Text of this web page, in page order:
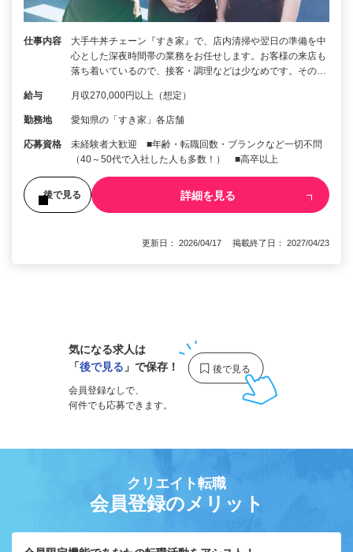
仕事内容
大手牛丼チェーン『すき家』で、店内清掃や翌日の準備を中
心とした深夜時間帯の業務をお任せします。お客様の来店も
落ち着いているので、接客・調理などは少なめです。その…
給与 月収270,000円以上（想定）
勤務地 愛知県の「すき家」各店舗
応募資格
未経験者大歓迎 ■年齢・転職回数・ブランクなど一切不問
（40～50代で入社した人も多数！） ■高卒以上
後で見る 詳細を見る
更新日： 2026/04/17 掲載終了日： 2027/04/23
気になる求人は
「後で見る 」で保存！
会員登録なしで、
何件でも応募できます。
クリエイト転職
会員登録のメリット